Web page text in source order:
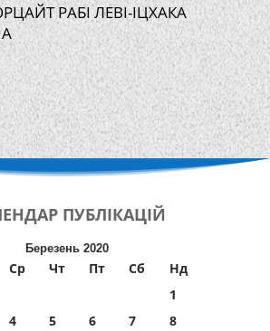
РАБІ ЛЕВІ-ІЦХАКА
ПУБЛІКАЦІЙ
Березень 2020
Ср Чт Пт Сб
Нд
1
4 5 6 7
8